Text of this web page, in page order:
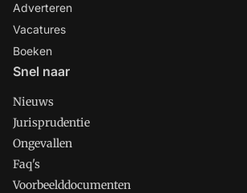
Adverteren
Vacatures
Boeken
Snel naar
Nieuws
Jurisprudentie
Ongevallen
Faq's
Voorbeelddocumenten